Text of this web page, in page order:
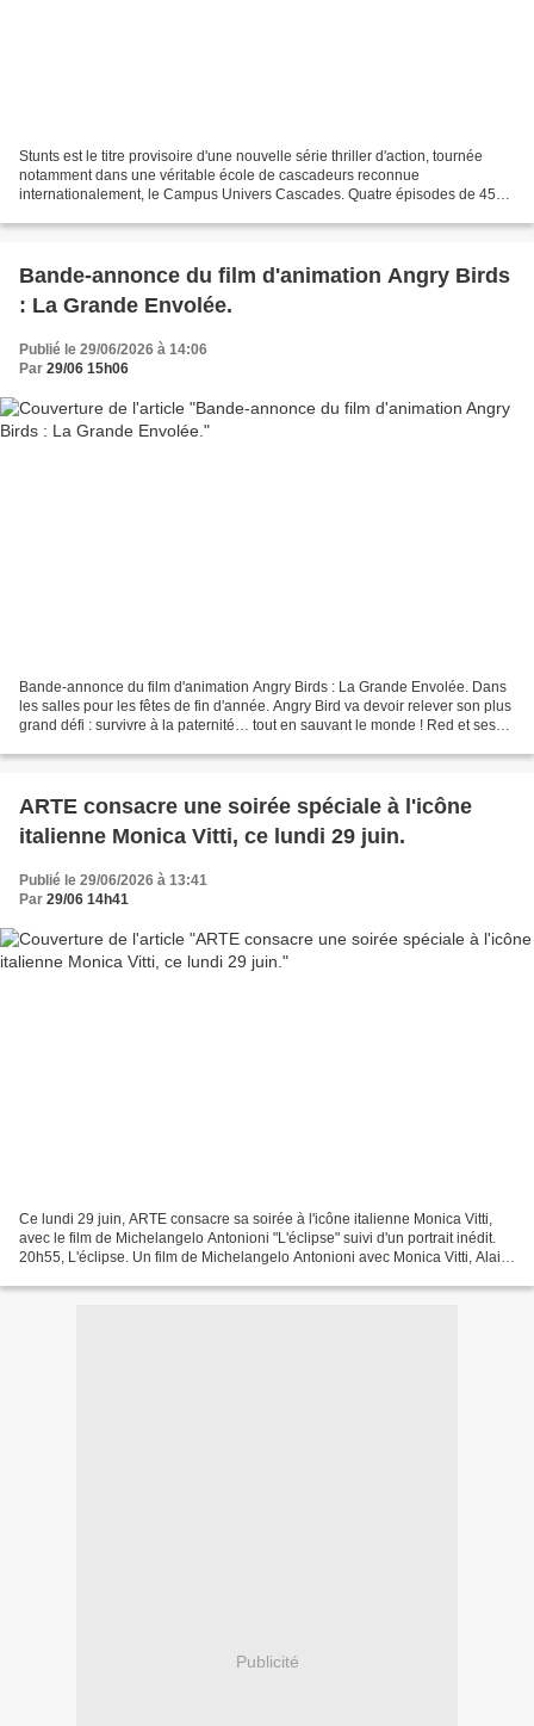
Stunts est le titre provisoire d'une nouvelle série thriller d'action, tournée
notamment dans une véritable école de cascadeurs reconnue
internationalement, le Campus Univers Cascades. Quatre épisodes de 45
Bande-annonce du film d'animation Angry Birds
: La Grande Envolée.
Publié le 29/06/2026 à 14:06
Par 29/06 15h06
Bande-annonce du film d'animation Angry Birds : La Grande Envolée. Dans
les salles pour les fêtes de fin d'année. Angry Bird va devoir relever son plus
grand défi : survivre à la paternité… tout en sauvant le monde ! Red et ses
ARTE consacre une soirée spéciale à l'icône
italienne Monica Vitti, ce lundi 29 juin.
Publié le 29/06/2026 à 13:41
Par 29/06 14h41
Ce lundi 29 juin, ARTE consacre sa soirée à l'icône italienne Monica Vitti,
avec le film de Michelangelo Antonioni "L'éclipse" suivi d'un portrait inédit.
20h55, L'éclipse. Un film de Michelangelo Antonioni avec Monica Vitti, Alain
Publicité